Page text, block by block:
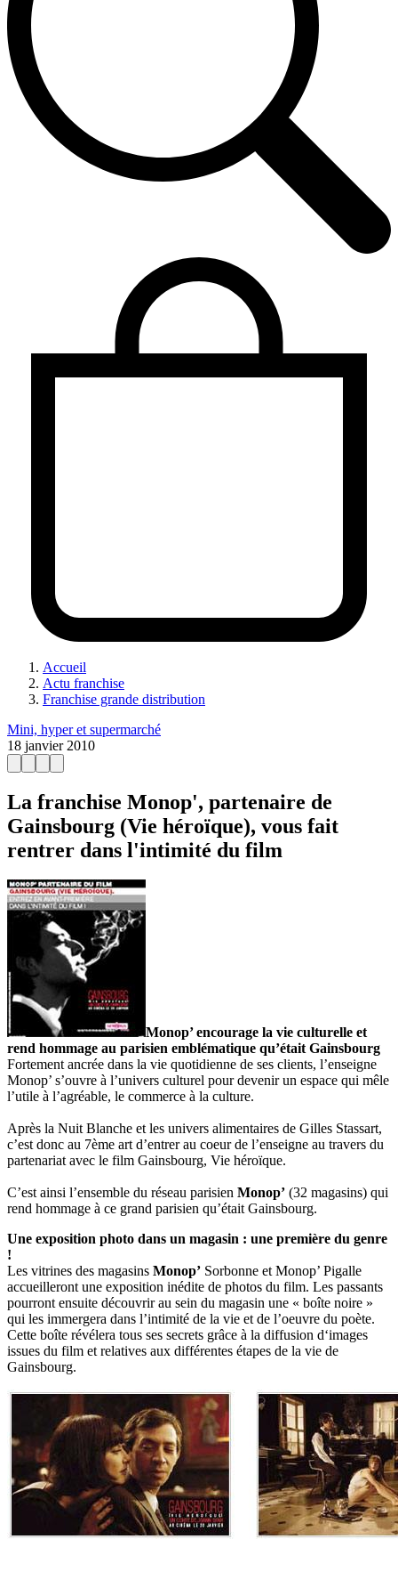
Accueil
Actu franchise
Franchise grande distribution
Mini, hyper et supermarché
18 janvier 2010
La franchise Monop', partenaire de
Gainsbourg (Vie héroïque), vous fait
rentrer dans l'intimité du film
Monop’ encourage la vie culturelle et
rend hommage au parisien emblématique qu’était Gainsbourg
Fortement ancrée dans la vie quotidienne de ses clients, l’enseigne
Monop’ s’ouvre à l’univers culturel pour devenir un espace qui mêle
l’utile à l’agréable, le commerce à la culture.
Après la Nuit Blanche et les univers alimentaires de Gilles Stassart,
c’est donc au 7ème art d’entrer au coeur de l’enseigne au travers du
partenariat avec le film Gainsbourg, Vie héroïque.
C’est ainsi l’ensemble du réseau parisien Monop’ (32 magasins) qui
rend hommage à ce grand parisien qu’était Gainsbourg.
Une exposition photo dans un magasin : une première du genre
!
Les vitrines des magasins Monop’ Sorbonne et Monop’ Pigalle
accueilleront une exposition inédite de photos du film. Les passants
pourront ensuite découvrir au sein du magasin une « boîte noire »
qui les immergera dans l’intimité de la vie et de l’oeuvre du poète.
Cette boîte révélera tous ses secrets grâce à la diffusion d‘images
issues du film et relatives aux différentes étapes de la vie de
Gainsbourg.